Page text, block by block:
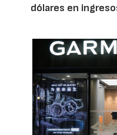
dólares en